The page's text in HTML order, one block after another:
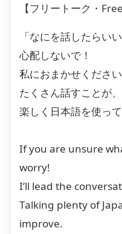
【フリートーク・
「なにを話したらい
心配しないで！
私におまかせください
たくさん話すことが
楽しく日本語を使っ
If you are unsure
worry!
I’ll lead the
Talking plenty of
improve.